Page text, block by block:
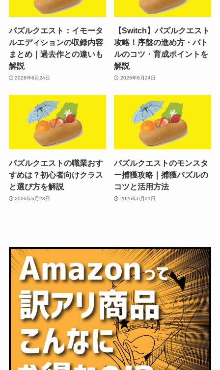
パズルクエスト：イモータ
ルエディションの収録内容
まとめ｜過去作との違いも
解説
2026年6月24日
【Switch】パズルクエスト
攻略！序盤の進め方・バト
ルのコツ・育成ポイントを
解説
2026年6月24日
パズルクエストの職業おす
すめは？初心者向けクラス
と選び方を解説
2026年6月23日
パズルクエストのモンスタ
ー捕獲攻略｜捕獲パズルの
コツと活用方法
2026年6月21日